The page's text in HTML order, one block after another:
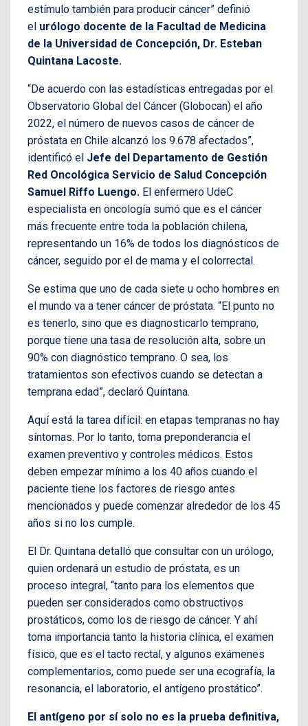
estímulo también para producir cáncer” definió
el urólogo docente de la Facultad de Medicina
de la Universidad de Concepción, Dr. Esteban
Quintana Lacoste.
“De acuerdo con las estadísticas entregadas por el
Observatorio Global del Cáncer (Globocan) el año
2022, el número de nuevos casos de cáncer de
próstata en Chile alcanzó los 9.678 afectados”,
identificó el Jefe del Departamento de Gestión
Red Oncológica Servicio de Salud Concepción
Samuel Riffo Luengo. El enfermero UdeC
especialista en oncología sumó que es el cáncer
más frecuente entre toda la población chilena,
representando un 16% de todos los diagnósticos de
cáncer, seguido por el de mama y el colorrectal.
Se estima que uno de cada siete u ocho hombres en
el mundo va a tener cáncer de próstata. “El punto no
es tenerlo, sino que es diagnosticarlo temprano,
porque tiene una tasa de resolución alta, sobre un
90% con diagnóstico temprano. O sea, los
tratamientos son efectivos cuando se detectan a
temprana edad”, declaró Quintana.
Aquí está la tarea difícil: en etapas tempranas no hay
síntomas. Por lo tanto, toma preponderancia el
examen preventivo y controles médicos. Estos
deben empezar mínimo a los 40 años cuando el
paciente tiene los factores de riesgo antes
mencionados y puede comenzar alrededor de los 45
años si no los cumple.
El Dr. Quintana detalló que consultar con un urólogo,
quien ordenará un estudio de próstata, es un
proceso integral, “tanto para los elementos que
pueden ser considerados como obstructivos
prostáticos, como los de riesgo de cáncer. Y ahí
toma importancia tanto la historia clínica, el examen
físico, que es el tacto rectal, y algunos exámenes
complementarios, como puede ser una ecografía, la
resonancia, el laboratorio, el antígeno prostático”.
El antígeno por sí solo no es la prueba definitiva,